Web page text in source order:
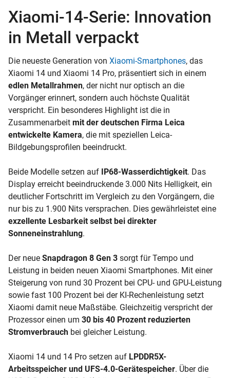
Xiaomi-14-Serie: Innovation
in Metall verpackt
Die neueste Generation von Xiaomi-Smartphones, das
Xiaomi 14 und Xiaomi 14 Pro, präsentiert sich in einem
edlen Metallrahmen, der nicht nur optisch an die
Vorgänger erinnert, sondern auch höchste Qualität
verspricht. Ein besonderes Highlight ist die in
Zusammenarbeit mit der deutschen Firma Leica
entwickelte Kamera, die mit speziellen Leica-
Bildgebungsprofilen beeindruckt.
Beide Modelle setzen auf IP68-Wasserdichtigkeit. Das
Display erreicht beeindruckende 3.000 Nits Helligkeit, ein
deutlicher Fortschritt im Vergleich zu den Vorgängern, die
nur bis zu 1.900 Nits versprachen. Dies gewährleistet eine
exzellente Lesbarkeit selbst bei direkter
Sonneneinstrahlung.
Der neue Snapdragon 8 Gen 3 sorgt für Tempo und
Leistung in beiden neuen Xiaomi Smartphones. Mit einer
Steigerung von rund 30 Prozent bei CPU- und GPU-Leistung
sowie fast 100 Prozent bei der KI-Rechenleistung setzt
Xiaomi damit neue Maßstäbe. Gleichzeitig verspricht der
Prozessor einen um 30 bis 40 Prozent reduzierten
Stromverbrauch bei gleicher Leistung.
Xiaomi 14 und 14 Pro setzen auf LPDDR5X-
Arbeitsspeicher und UFS-4.0-Gerätespeicher. Über die